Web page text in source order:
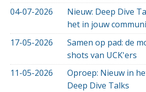
04-07-2026
Nieuw: Deep Dive
het in jouw
17-05-2026
Samen op pad: de
shots van UCK'ers
11-05-2026
Oproep: Nieuw in
Deep Dive Talks